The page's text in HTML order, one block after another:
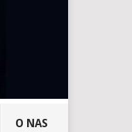
O NAS